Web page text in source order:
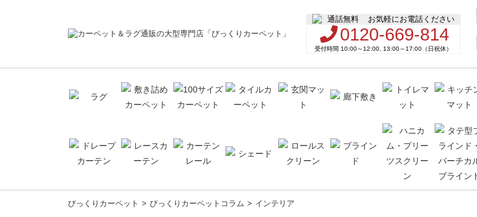
お気軽にお電話ください
0120-669-814
受付時間 10:00～12:00, 13:00～17:00（日祝休）
びっくりカーペット びっくりカーペットコラム インテリア